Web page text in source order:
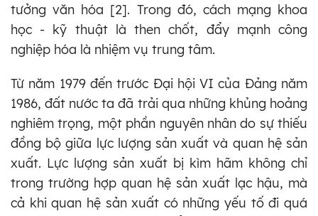
tưởng văn hóa [2]. Trong đó, cách mạng khoa
học - kỹ thuật là then chốt, đẩy mạnh công
nghiệp hóa là nhiệm vụ trung tâm.
Từ năm 1979 đến trước Đại hội VI của Đảng năm
1986, đất nước ta đã trải qua những khủng hoảng
nghiêm trọng, một phần nguyên nhân do sự thiếu
đồng bộ giữa lực lượng sản xuất và quan hệ sản
xuất. Lực lượng sản xuất bị kìm hãm không chỉ
trong trường hợp quan hệ sản xuất lạc hậu, mà
cả khi quan hệ sản xuất có những yếu tố đi quá